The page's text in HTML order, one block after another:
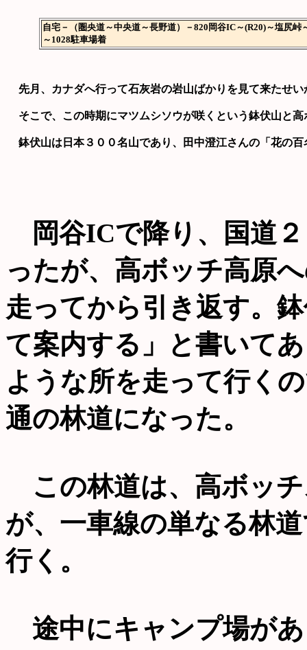
自宅－（圏央道～中央道～長野道）－820岡谷IC～(R20)～塩尻
～1028駐車場着
先月、カナダへ行って石灰岩の岩山ばかりを見て来たせ
そこで、この時期にマツムシソウが咲くという鉢伏山と
鉢伏山は日本３００名山であり、田中澄江さんの「花の百
岡谷ICで降り、国道
ったが、高ボッチ高原
走ってから引き返す。
て案内する」と書いて
ような所を走って行く
通の林道になった。
この林道は、高ボッ
が、一車線の単なる林
行く。
途中にキャンプ場が